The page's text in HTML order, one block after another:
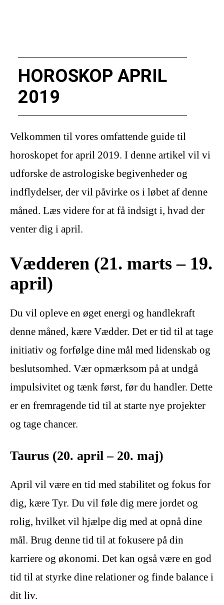
HOROSKOP APRIL
2019
Velkommen til vores omfattende guide til
horoskopet for april 2019. I denne artikel vil vi
udforske de astrologiske begivenheder og
indflydelser, der vil påvirke os i løbet af denne
måned. Læs videre for at få indsigt i, hvad der
venter dig i april.
Vædderen (21. marts – 19.
april)
Du vil opleve en øget energi og handlekraft
denne måned, kære Vædder. Det er tid til at tage
initiativ og forfølge dine mål med lidenskab og
beslutsomhed. Vær opmærksom på at undgå
impulsivitet og tænk først, før du handler. Dette
er en fremragende tid til at starte nye projekter
og tage chancer.
Taurus (20. april – 20. maj)
April vil være en tid med stabilitet og fokus for
dig, kære Tyr. Du vil føle dig mere jordet og
rolig, hvilket vil hjælpe dig med at opnå dine
mål. Brug denne tid til at fokusere på din
karriere og økonomi. Det kan også være en god
tid til at styrke dine relationer og finde balance i
dit liv.